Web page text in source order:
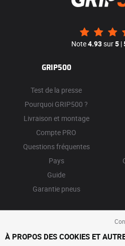
Note4.93sur5 |
GRIP500
Test de la presse
Pourquoi GRIP500 ?
Livraison et montage
Compte PRO
Questions fréquentes
Pays
Guide
Garantie pneus
À PROPOS DES COOKIES ET